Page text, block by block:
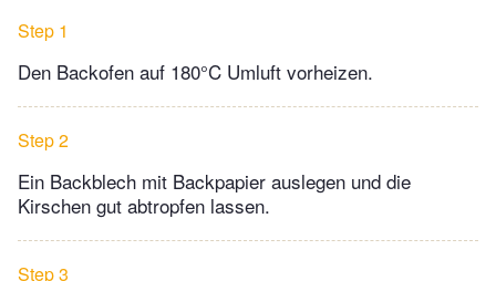
Step 1
Den Backofen auf 180°C Umluft vorheizen.
Step 2
Ein Backblech mit Backpapier auslegen und die
Kirschen gut abtropfen lassen.
Step 3